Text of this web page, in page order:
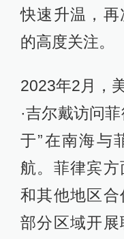
快速升温，
的高度关注。
2023年2月，
·吉尔戴访问
于”在南海与
航。菲律宾
和其他地区
部分区域开